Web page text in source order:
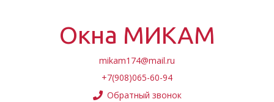
Окна МИКАМ
mikam174@mail.ru
+7(908)065-60-94
Обратный звонок